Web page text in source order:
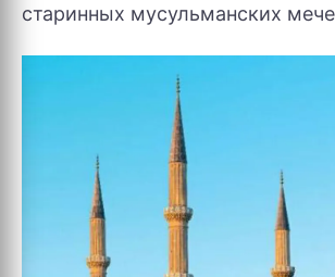
старинных мусульманских